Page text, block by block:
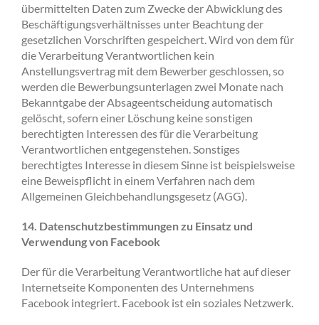
übermittelten Daten zum Zwecke der Abwicklung des
Beschäftigungsverhältnisses unter Beachtung der
gesetzlichen Vorschriften gespeichert. Wird von dem für
die Verarbeitung Verantwortlichen kein
Anstellungsvertrag mit dem Bewerber geschlossen, so
werden die Bewerbungsunterlagen zwei Monate nach
Bekanntgabe der Absageentscheidung automatisch
gelöscht, sofern einer Löschung keine sonstigen
berechtigten Interessen des für die Verarbeitung
Verantwortlichen entgegenstehen. Sonstiges
berechtigtes Interesse in diesem Sinne ist beispielsweise
eine Beweispflicht in einem Verfahren nach dem
Allgemeinen Gleichbehandlungsgesetz (AGG).
14. Datenschutzbestimmungen zu Einsatz und
Verwendung von Facebook
Der für die Verarbeitung Verantwortliche hat auf dieser
Internetseite Komponenten des Unternehmens
Facebook integriert. Facebook ist ein soziales Netzwerk.